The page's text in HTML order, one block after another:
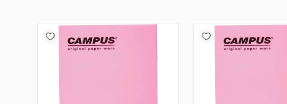
Add wishlist
Add wishlist